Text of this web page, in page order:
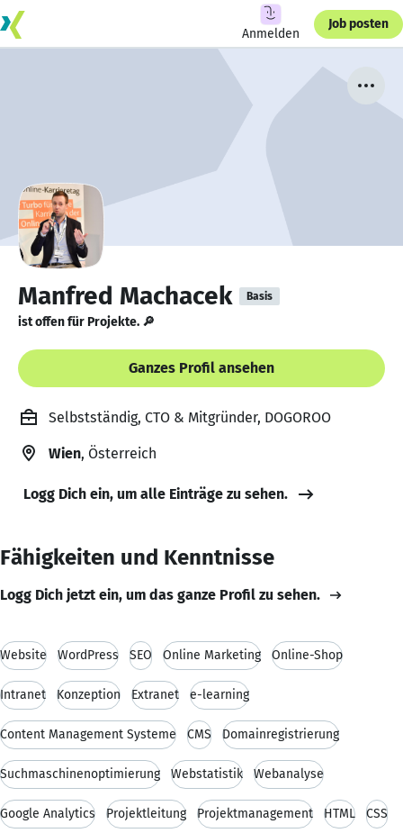
Anmelden
Job posten
Manfred Machacek Basis
ist offen für Projekte. 🔎
Ganzes Profil ansehen
Selbstständig, CTO & Mitgründer, DOGOROO
Wien, Österreich
Logg Dich ein, um alle Einträge zu sehen.
Fähigkeiten und Kenntnisse
Logg Dich jetzt ein, um das ganze Profil zu sehen.
Website WordPress SEO Online Marketing Online-Shop
Intranet Konzeption Extranet e-learning
Content Management Systeme CMS Domainregistrierung
Suchmaschinenoptimierung Webstatistik Webanalyse
Google Analytics Projektleitung Projektmanagement HTML CSS